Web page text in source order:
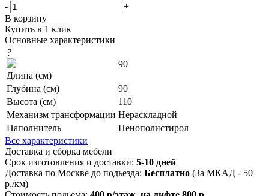
-
+
В корзину
Купить в 1 клик
Основные характеристики
?
Длина (см)
90
Глубина (см)
90
Высота (см)
110
Механизм трансформации Нераскладной
Наполнитель
Пенополистирол
Все характеристики
Доставка и сборка мебели
Срок изготовления и доставки: 5-10 дней
Доставка по Москве до подьезда: Бесплатно (За МКАД - 50
р./км)